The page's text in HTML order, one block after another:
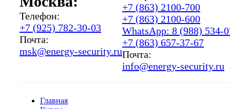
Телефон:
+7 (925) 782-30-03
Почта:
msk@energy-security.ru
+7 (863) 2100-700
+7 (863) 2100-600
WhatsApp: 8 (988) 534-
+7 (863) 657-37-67
Почта:
info@energy-security.ru
Главная